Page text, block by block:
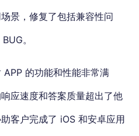
景，修复了包括兼容性问
。
的功能和性能非常满
应速度和答案质量超出了他
客户完成了 iOS 和安卓应用